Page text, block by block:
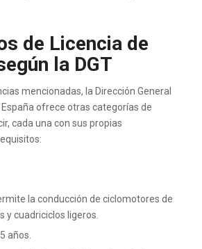
de Licencia de
la DGT
mencionadas, la Dirección General
ofrece otras categorías de
cada una con sus propias
la conducción de ciclomotores de
y cuadriciclos ligeros.
años.